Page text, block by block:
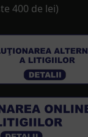
400 de lei)